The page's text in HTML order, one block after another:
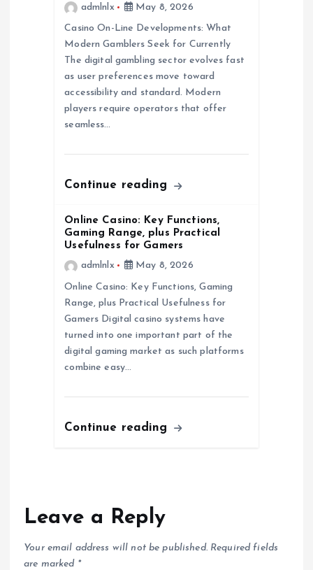
admlnlx
May 8, 2026
Casino On-Line Developments: What
Modern Gamblers Seek for Currently
The digital gambling sector evolves fast
as user preferences move toward
accessibility and standard. Modern
players require operators that offer
seamless…
Continue reading
Online Casino: Key Functions,
Gaming Range, plus Practical
Usefulness for Gamers
admlnlx
May 8, 2026
Online Casino: Key Functions, Gaming
Range, plus Practical Usefulness for
Gamers Digital casino systems have
turned into one important part of the
digital gaming market as such platforms
combine easy…
Continue reading
Leave a Reply
Your email address will not be published. Required fields
are marked *